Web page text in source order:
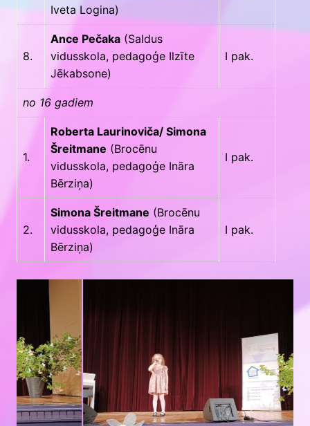
Iveta Logina)
8.
Ance Pečaka(Saldus
vidusskola, pedagoģe Ilzīte
Jēkabsone)
I pak.
no 16 gadiem
1.
Roberta Laurinoviča/ Simona
Šreitmane (Brocēnu
vidusskola, pedagoģe Ināra
Bērziņa)
I pak.
2.
Simona Šreitmane (Brocēnu
vidusskola, pedagoģe Ināra
Bērziņa)
I pak.